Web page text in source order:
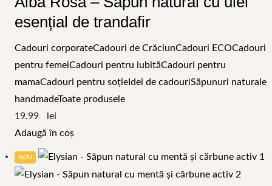
esențial de trandafir
Cadouri corporateCadouri de CrăciunCadouri ECOCadouri
pentru femeiCadouri pentru iubităCadouri pentru
mamaCadouri pentru soție Idei de cadouriSăpunuri naturale
handmadeToate produsele
19.99
Adaugă în coș
NOU